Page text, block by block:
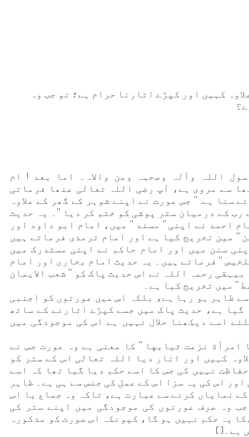
کہیں اور کپڑے اتارنا حرام ہے؛ تو جب وہ
اللہ وآلہ وصحبہ ومن والاہ۔ اما بعد ! ام
سے مروی ہے، آپ رضی اللہ تعالی عنھا فرماتی
سنا ہے: '' جس عورت نے اپنے شوہر کے گھر کے علاوہ
کے درمیان ستر پوشی کو ختم کر دیا ''۔ یہ حدیث
احمد نے اپنی '' مسند '' میں، امام ابو داود اور
'' مین تخریج کیا ہے اور امام ترمذی فرماتے ہیں
سنن میں اور امام حاکم نے اپنی مستدرک میں
'' فرماتے ہیں۔ یہ حدیث امام بخاری اور امام
رحمہ اللہ نے اس حدیث پاک کو '' شعب الایمان
'' میں تخریج کیا ہے۔
ظاہر ہو رہا ہے، بلکہ اس میں عورتوں کو اجنبی
ہے، حدیث پاک میں جسے کپڑے اتارنے کے ساتھ
اسے دیکھنا حلال نہیں ہے اس کی موجودگی میں
امرأة نزعت ثيابها '' کا معنی ہے وہ عورت جس نے
کہیں اور اتار دیا اللہ تعالی اس کے ستر کو
نہیں کی جس کا اسے حکم دیا گیا تھا کہ اسے
اس کی یہ سزا اس کے عمل کی جنس سے ہی ہے۔ ظاہر
نمایاں کرنے سے عبارت ہے، تاکہ وہ جماع یا اس
وہ صرف عورتوں کی موجودگی میں اپنے ستر کی
یہ حکم نہیں ہو گا، کیونکہ اس صورت کو مذکورہ
ہے۔( )